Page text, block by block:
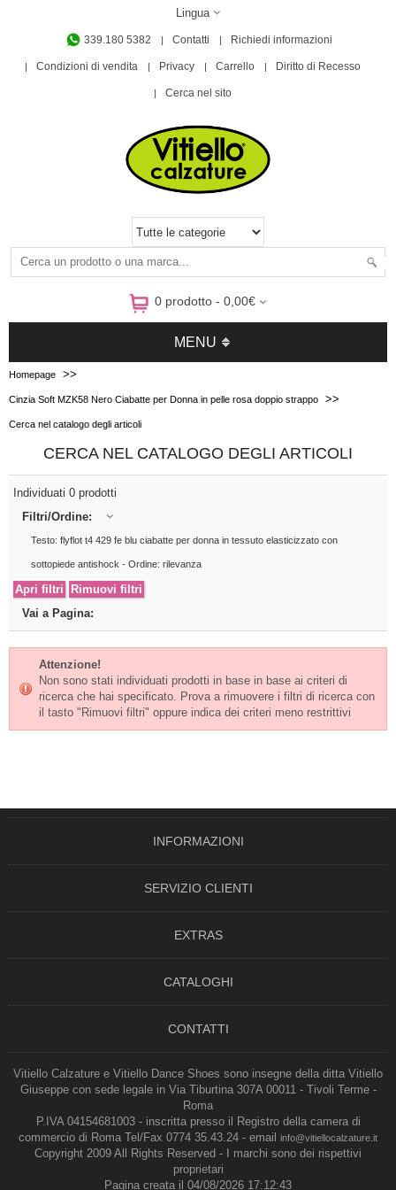
Lingua
339.180 5382 Contatti Richiedi informazioni
Condizioni di vendita Privacy Carrello Diritto di Recesso
Cerca nel sito
0 prodotto - 0,00€
MENU
Homepage >>
Cinzia Soft MZK58 Nero Ciabatte per Donna in pelle rosa doppio strappo >>
Cerca nel catalogo degli articoli
CERCA NEL CATALOGO DEGLI ARTICOLI
Individuati 0 prodotti
Filtri/Ordine:
Testo: flyflot t4 429 fe blu ciabatte per donna in tessuto elasticizzato con
sottopiede antishock - Ordine: rilevanza
Vai a Pagina:
Attenzione!
Non sono stati individuati prodotti in base in base ai criteri di
ricerca che hai specificato. Prova a rimuovere i filtri di ricerca con
il tasto "Rimuovi filtri" oppure indica dei criteri meno restrittivi
INFORMAZIONI
SERVIZIO CLIENTI
EXTRAS
CATALOGHI
CONTATTI
Vitiello Calzature e Vitiello Dance Shoes sono insegne della ditta Vitiello
Giuseppe con sede legale in Via Tiburtina 307A 00011 - Tivoli Terme -
Roma
P.IVA 04154681003 - inscritta presso il Registro della camera di
commercio di Roma Tel/Fax 0774 35.43.24 - email
info@vitiellocalzature.it
Copyright 2009 All Rights Reserved - I marchi sono dei rispettivi
proprietari
Pagina creata il 04/08/2026 17:12:43